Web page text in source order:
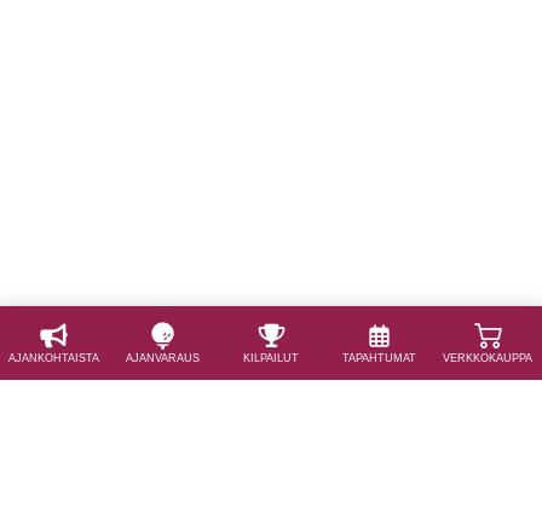
AJAN­KOHTAISTA AJAN­VARAUS KILPAILUT TAPAHTUMAT VERKKOKAUPPA